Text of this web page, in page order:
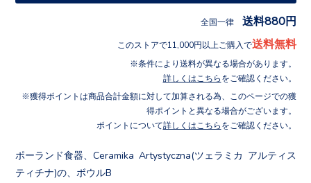
全国一律 送料880円
このストアで11,000円以上ご購入で送料無料
条件により送料が異なる場合があります。
詳しくはこちら をご確認ください。
獲得ポイントは商品合計金額に対して加算される為、このページでの獲
得ポイントと異なる場合がございます。
ポイントについて詳しくはこちら をご確認ください。
ポーランド食器、Ceramika Artystyczna(ツェラミカ アルティス
ティチナ)の、ボウルB